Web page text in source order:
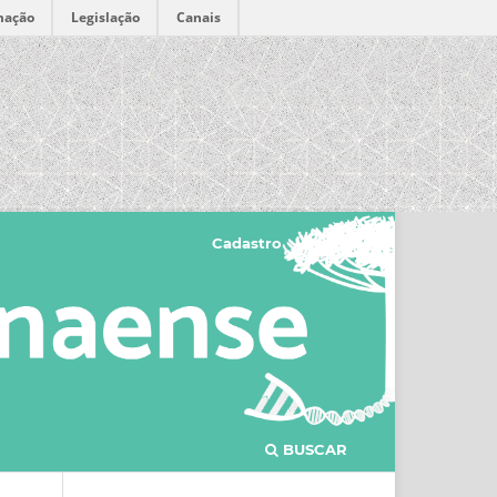
Legislação Canais
BUSCAR
Cadastro Acesso